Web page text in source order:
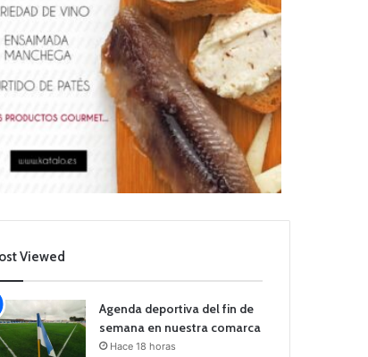
Viewed
Agenda deportiva del fin de
semana en nuestra comarca
Hace 18 horas